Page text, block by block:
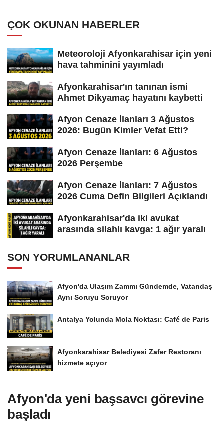
ÇOK OKUNAN HABERLER
Meteoroloji Afyonkarahisar için yeni
hava tahminini yayımladı
Afyonkarahisar'ın tanınan ismi
Ahmet Dikyamaç hayatını kaybetti
Afyon Cenaze İlanları 3 Ağustos
2026: Bugün Kimler Vefat Etti?
Afyon Cenaze İlanları: 6 Ağustos
2026 Perşembe
Afyon Cenaze İlanları: 7 Ağustos
2026 Cuma Defin Bilgileri Açıklandı
Afyonkarahisar'da iki avukat
arasında silahlı kavga: 1 ağır yaralı
SON YORUMLANANLAR
Afyon'da Ulaşım Zammı Gündemde, Vatandaş
Aynı Soruyu Soruyor
Antalya Yolunda Mola Noktası: Café de Paris
Afyonkarahisar Belediyesi Zafer Restoranı
hizmete açıyor
Afyon'da yeni başsavcı görevine
başladı